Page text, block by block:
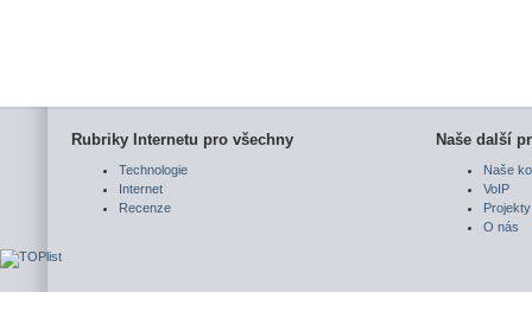
Rubriky Internetu pro všechny
Technologie
Internet
Recenze
Naše další
Naše
VoIP
Projekty
O nás